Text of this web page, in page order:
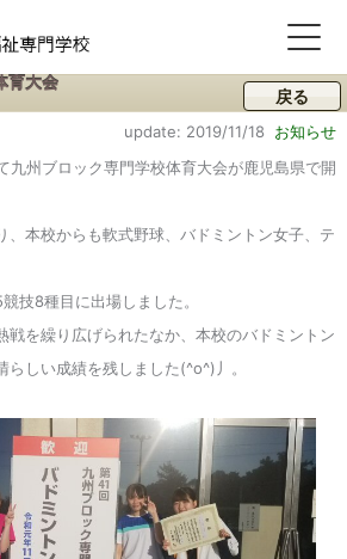
育大会
戻る
update: 2019/11/18
お知らせ
九州ブロック専門学校体育大会が鹿児島県で開
、本校からも軟式野球、バドミントン女子、テ
技8種目に出場しました。
戦を繰り広げられたなか、本校のバドミントン
しい成績を残しました(^o^)丿。